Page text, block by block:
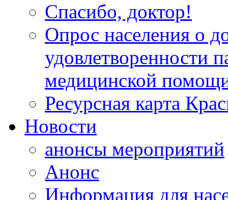
Спасибо, доктор!
Опрос населения о
удовлетворенности
медицинской
Ресурсная карта
Новости
анонсы мероприятий
Анонс
Информация для